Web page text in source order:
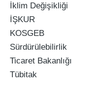
İklim Değişikliği
İŞKUR
KOSGEB
Sürdürülebilirlik
Ticaret Bakanlığı
Tübitak